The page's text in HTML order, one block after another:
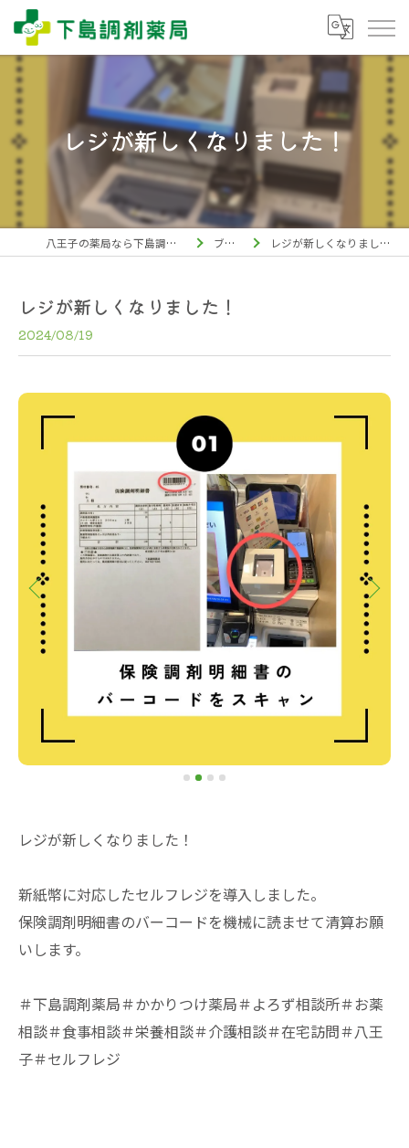
レジが新しくなりました！
八王子の薬局なら下島調剤薬局 ブログ レジが新しくなりました！
レジが新しくなりました！
2024/08/19
レジが新しくなりました！
新紙幣に対応したセルフレジを導入しました。
保険調剤明細書のバーコードを機械に読ませて清算お願
いします。
＃下島調剤薬局＃かかりつけ薬局＃よろず相談所＃お薬
相談＃食事相談＃栄養相談＃介護相談＃在宅訪問＃八王
子＃セルフレジ